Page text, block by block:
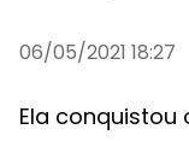
06/05/2021 18:27
Ela